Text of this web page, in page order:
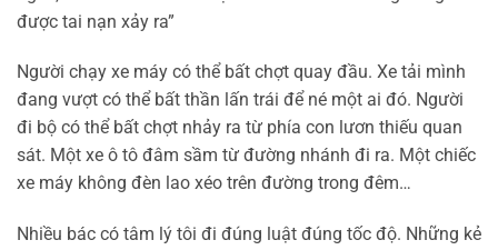
được tai nạn xảy ra”
Người chạy xe máy có thể bất chợt quay đầu. Xe tải mình
đang vượt có thể bất thần lấn trái để né một ai đó. Người
đi bộ có thể bất chợt nhảy ra từ phía con lươn thiếu quan
sát. Một xe ô tô đâm sầm từ đường nhánh đi ra. Một chiếc
xe máy không đèn lao xéo trên đường trong đêm…
Nhiều bác có tâm lý tôi đi đúng luật đúng tốc độ. Những kẻ